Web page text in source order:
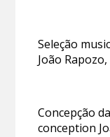
Seleção
João
Concepção
conception